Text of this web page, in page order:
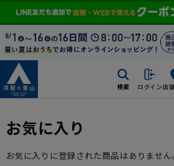
検索 ログイン店
お気に入り
お気に入りに登録された商品はありません